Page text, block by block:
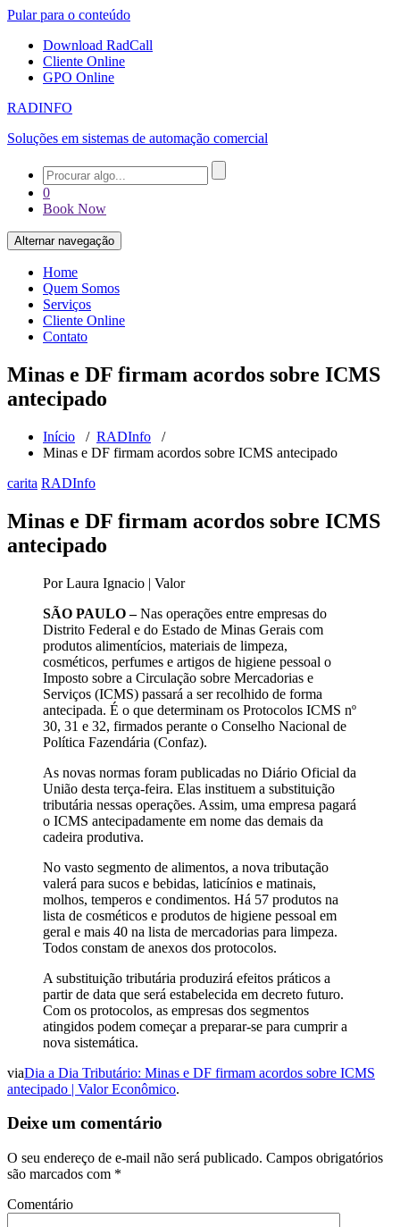
Pular para o conteúdo
Download RadCall
Cliente Online
GPO Online
RADINFO
Soluções em sistemas de automação comercial
0
Book Now
Alternar navegação
Home
Quem Somos
Serviços
Cliente Online
Contato
Minas e DF firmam acordos sobre ICMS
antecipado
Início / RADInfo /
Minas e DF firmam acordos sobre ICMS antecipado
carita RADInfo
Minas e DF firmam acordos sobre ICMS
antecipado
Por Laura Ignacio | Valor
SÃO PAULO –Nas operações entre empresas do
Distrito Federal e do Estado de Minas Gerais com
produtos alimentícios, materiais de limpeza,
cosméticos, perfumes e artigos de higiene pessoal o
Imposto sobre a Circulação sobre Mercadorias e
Serviços (ICMS) passará a ser recolhido de forma
antecipada. É o que determinam os Protocolos ICMS nº
30, 31 e 32, firmados perante o Conselho Nacional de
Política Fazendária (Confaz).
As novas normas foram publicadas no Diário Oficial da
União desta terça-feira. Elas instituem a substituição
tributária nessas operações. Assim, uma empresa pagará
o ICMS antecipadamente em nome das demais da
cadeira produtiva.
No vasto segmento de alimentos, a nova tributação
valerá para sucos e bebidas, laticínios e matinais,
molhos, temperos e condimentos. Há 57 produtos na
lista de cosméticos e produtos de higiene pessoal em
geral e mais 40 na lista de mercadorias para limpeza.
Todos constam de anexos dos protocolos.
A substituição tributária produzirá efeitos práticos a
partir de data que será estabelecida em decreto futuro.
Com os protocolos, as empresas dos segmentos
atingidos podem começar a preparar-se para cumprir a
nova sistemática.
viaDia a Dia Tributário: Minas e DF firmam acordos sobre ICMS
antecipado | Valor Econômico.
Deixe um comentário
O seu endereço de e-mail não será publicado. Campos obrigatórios
são marcados com *
Comentário